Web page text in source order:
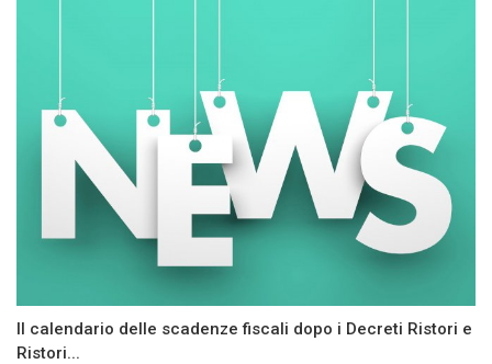
Il calendario delle scadenze fiscali dopo i Decreti Ristori e
Ristori...